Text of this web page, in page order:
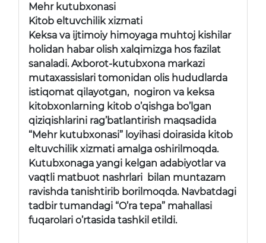
Mehr kutubxonasi
Kitob eltuvchilik xizmati
Keksa va ijtimoiy himoyaga muhtoj kishilar
holidan habar olish xalqimizga hos fazilat
sanaladi. Axborot-kutubxona markazi
mutaxassislari tomonidan olis hududlarda
istiqomat qilayotgan, nogiron va keksa
kitobxonlarning kitob o’qishga bo’lgan
qiziqishlarini rag’batlantirish maqsadida
“Mehr kutubxonasi” loyihasi doirasida kitob
eltuvchilik xizmati amalga oshirilmoqda.
Kutubxonaga yangi kelgan adabiyotlar va
vaqtli matbuot nashrlari bilan muntazam
ravishda tanishtirib borilmoqda. Navbatdagi
tadbir tumandagi “O’ra tepa” mahallasi
fuqarolari o’rtasida tashkil etildi.